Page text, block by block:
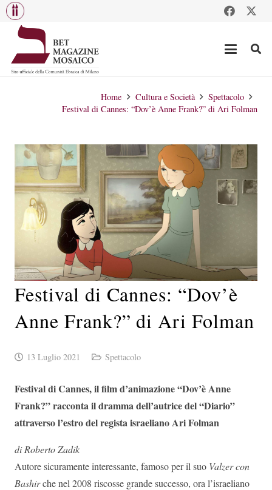
Home Cultura e Società
Spettacolo
Festival di Cannes: “Dov’è Anne Frank?” di Ari Folman
Festival di Cannes: “Dov’è
Anne Frank?” di Ari Folman
13 Luglio 2021 Spettacolo
Festival di Cannes, il film d’animazione “Dov’è Anne
Frank?” racconta il dramma dell’autrice del “Diario”
attraverso l’estro del regista israeliano Ari Folman
di Roberto Zadik
Autore sicuramente interessante, famoso per il suo Valzer con
Bashirche nel 2008 riscosse grande successo, ora l’israeliano